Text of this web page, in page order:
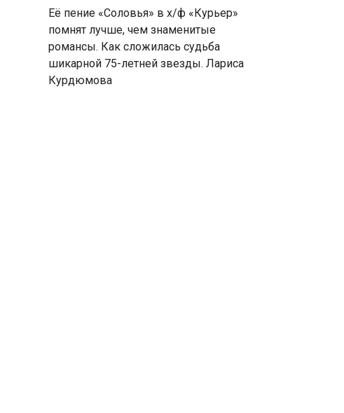
Её пение «Соловья» в х/ф «Курьер»
помнят лучше, чем знаменитые
романсы. Как сложилась судьба
шикарной 75-летней звезды. Лариса
Курдюмова